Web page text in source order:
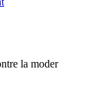
la moder